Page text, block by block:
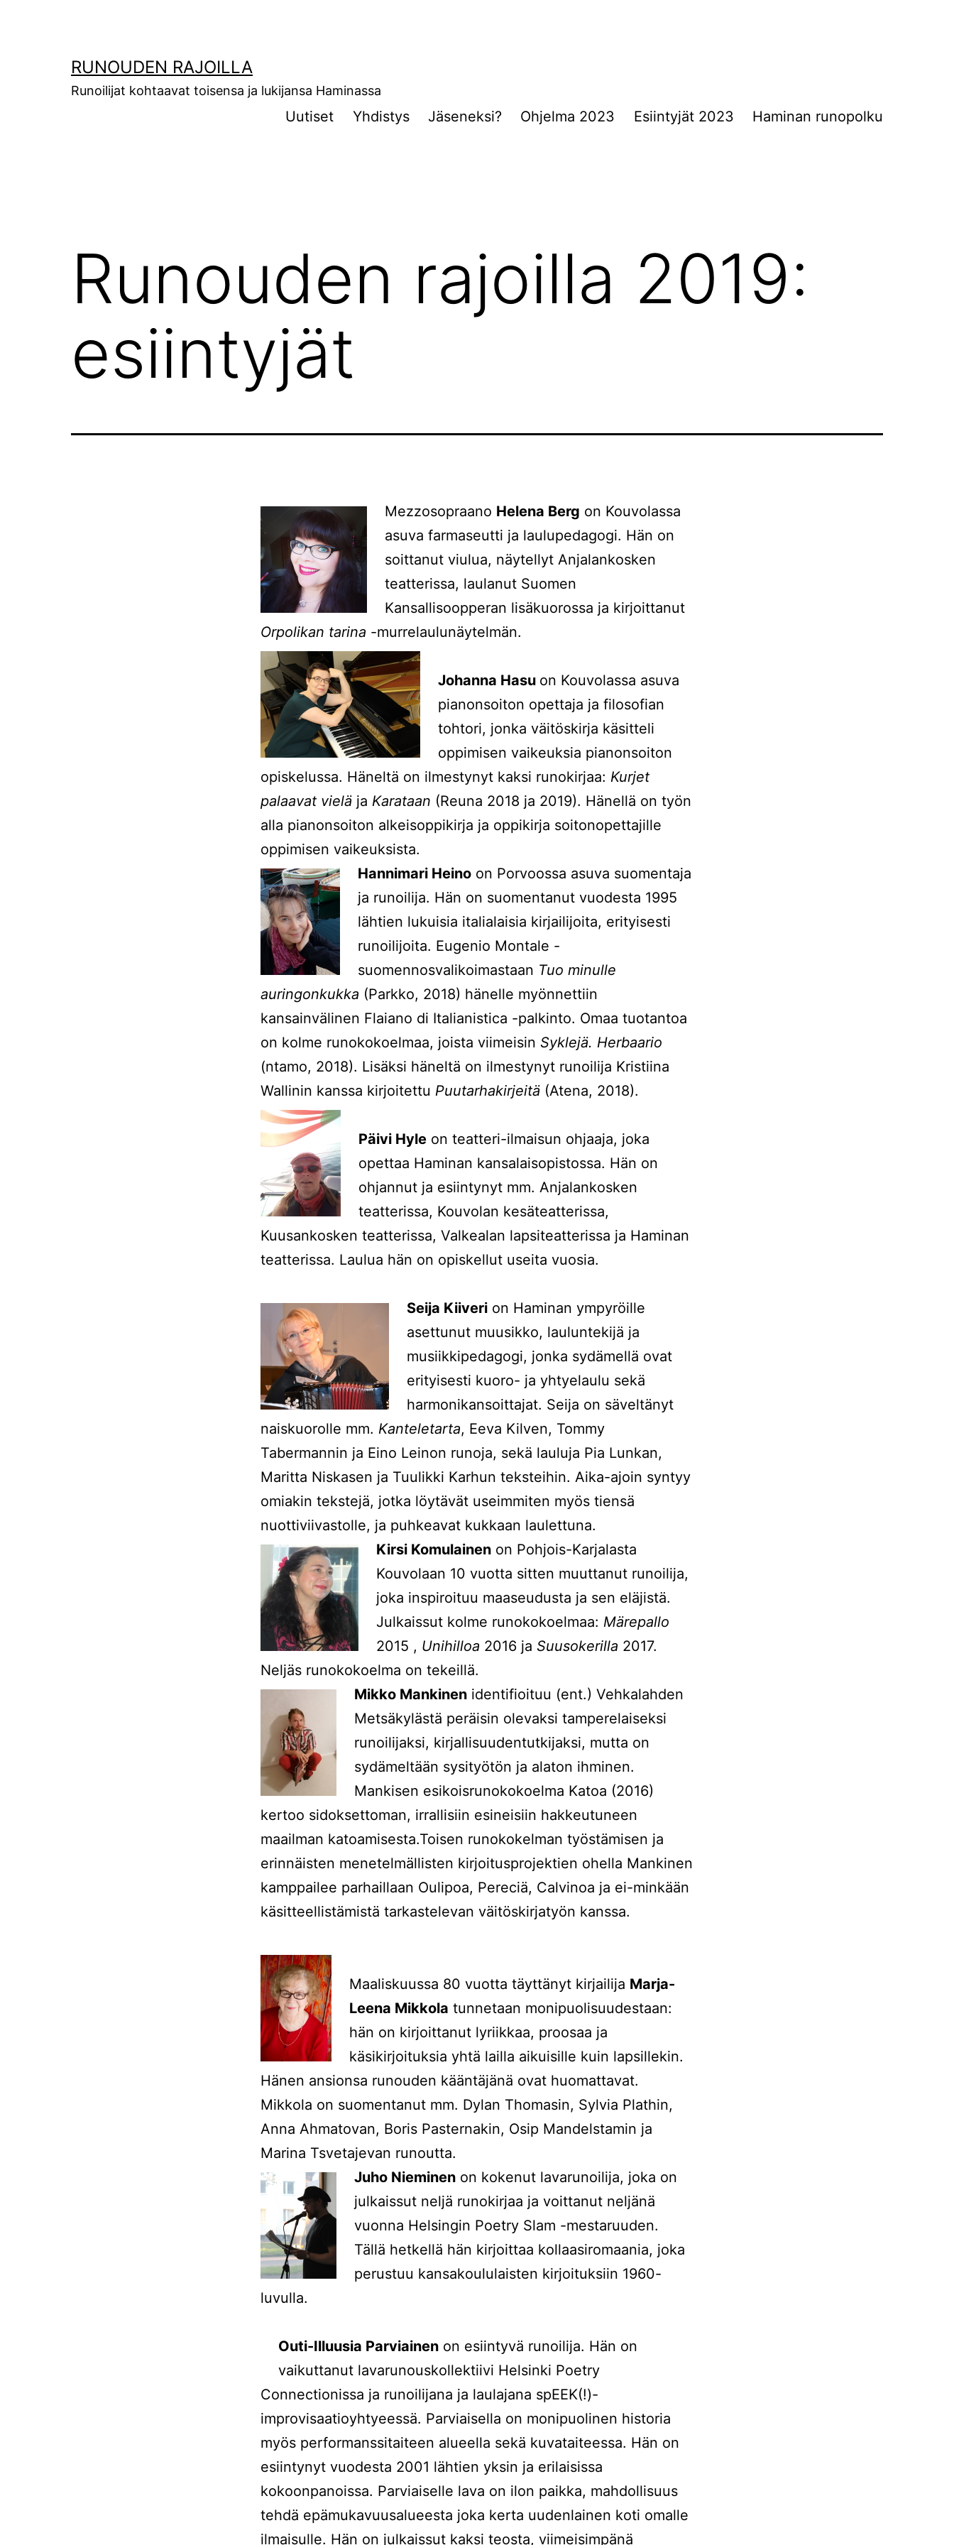
RUNOUDEN RAJOILLA
Runoilijat kohtaavat toisensa ja lukijansa Haminassa
Uutiset Yhdistys Jäseneksi? Ohjelma 2023 Esiintyjät 2023 Haminan runopolku
Runouden rajoilla 2019:
esiintyjät
Mezzosopraano Helena Berg on Kouvolassa
asuva farmaseutti ja laulupedagogi. Hän on
soittanut viulua, näytellyt Anjalankosken
teatterissa, laulanut Suomen
Kansallisoopperan lisäkuorossa ja kirjoittanut
Orpolikan tarina -murrelaulunäytelmän.
Johanna Hasu on Kouvolassa asuva
pianonsoiton opettaja ja filosofian
tohtori, jonka väitöskirja käsitteli
oppimisen vaikeuksia pianonsoiton
opiskelussa. Häneltä on ilmestynyt kaksi runokirjaa: Kurjet
palaavat vielä ja Karataan (Reuna 2018 ja 2019). Hänellä on työn
alla pianonsoiton alkeisoppikirja ja oppikirja soitonopettajille
oppimisen vaikeuksista.
Hannimari Heino on Porvoossa asuva suomentaja
ja runoilija. Hän on suomentanut vuodesta 1995
lähtien lukuisia italialaisia kirjailijoita, erityisesti
runoilijoita. Eugenio Montale -
suomennosvalikoimastaan Tuo minulle
auringonkukka (Parkko, 2018) hänelle myönnettiin
kansainvälinen Flaiano di Italianistica -palkinto. Omaa tuotantoa
on kolme runokokoelmaa, joista viimeisin Syklejä. Herbaario
(ntamo, 2018). Lisäksi häneltä on ilmestynyt runoilija Kristiina
Wallinin kanssa kirjoitettu Puutarhakirjeitä (Atena, 2018).
Päivi Hyle on teatteri-ilmaisun ohjaaja, joka
opettaa Haminan kansalaisopistossa. Hän on
ohjannut ja esiintynyt mm. Anjalankosken
teatterissa, Kouvolan kesäteatterissa,
Kuusankosken teatterissa, Valkealan lapsiteatterissa ja Haminan
teatterissa. Laulua hän on opiskellut useita vuosia.
Seija Kiiveri on Haminan ympyröille
asettunut muusikko, lauluntekijä ja
musiikkipedagogi, jonka sydämellä ovat
erityisesti kuoro- ja yhtyelaulu sekä
harmonikansoittajat. Seija on säveltänyt
naiskuorolle mm. Kanteletarta, Eeva Kilven, Tommy
Tabermannin ja Eino Leinon runoja, sekä lauluja Pia Lunkan,
Maritta Niskasen ja Tuulikki Karhun teksteihin. Aika-ajoin syntyy
omiakin tekstejä, jotka löytävät useimmiten myös tiensä
nuottiviivastolle, ja puhkeavat kukkaan laulettuna.
Kirsi Komulainen on Pohjois-Karjalasta
Kouvolaan 10 vuotta sitten muuttanut runoilija,
joka inspiroituu maaseudusta ja sen eläjistä.
Julkaissut kolme runokokoelmaa: Märepallo
2015 , Unihilloa 2016 ja Suusokerilla 2017.
Neljäs runokokoelma on tekeillä.
Mikko Mankinen identifioituu (ent.) Vehkalahden
Metsäkylästä peräisin olevaksi tamperelaiseksi
runoilijaksi, kirjallisuudentutkijaksi, mutta on
sydämeltään sysityötön ja alaton ihminen.
Mankisen esikoisrunokokoelma Katoa (2016)
kertoo sidoksettoman, irrallisiin esineisiin hakkeutuneen
maailman katoamisesta.Toisen runokokelman työstämisen ja
erinnäisten menetelmällisten kirjoitusprojektien ohella Mankinen
kamppailee parhaillaan Oulipoa, Pereciä, Calvinoa ja ei-minkään
käsitteellistämistä tarkastelevan väitöskirjatyön kanssa.
Maaliskuussa 80 vuotta täyttänyt kirjailija Marja-
Leena Mikkola tunnetaan monipuolisuudestaan:
hän on kirjoittanut lyriikkaa, proosaa ja
käsikirjoituksia yhtä lailla aikuisille kuin lapsillekin.
Hänen ansionsa runouden kääntäjänä ovat huomattavat.
Mikkola on suomentanut mm. Dylan Thomasin, Sylvia Plathin,
Anna Ahmatovan, Boris Pasternakin, Osip Mandelstamin ja
Marina Tsvetajevan runoutta.
Juho Nieminen on kokenut lavarunoilija, joka on
julkaissut neljä runokirjaa ja voittanut neljänä
vuonna Helsingin Poetry Slam -mestaruuden.
Tällä hetkellä hän kirjoittaa kollaasiromaania, joka
perustuu kansakoululaisten kirjoituksiin 1960-
luvulla.
Outi-Illuusia Parviainen on esiintyvä runoilija. Hän on
vaikuttanut lavarunouskollektiivi Helsinki Poetry
Connectionissa ja runoilijana ja laulajana spEEK(!)-
improvisaatioyhtyeessä. Parviaisella on monipuolinen historia
myös performanssitaiteen alueella sekä kuvataiteessa. Hän on
esiintynyt vuodesta 2001 lähtien yksin ja erilaisissa
kokoonpanoissa. Parviaiselle lava on ilon paikka, mahdollisuus
tehdä epämukavuusalueesta joka kerta uudenlainen koti omalle
ilmaisulle. Hän on julkaissut kaksi teosta, viimeisimpänä